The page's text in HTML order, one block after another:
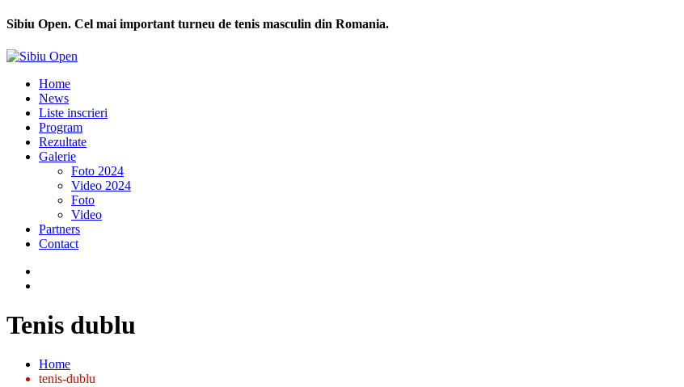
Sibiu Open. Cel mai important turneu de tenis masculin din Romania.
Home
News
Liste inscrieri
Program
Rezultate
Galerie
Foto 2024
Video 2024
Foto
Video
Partners
Contact
Tenis dublu
Home
tenis-dublu